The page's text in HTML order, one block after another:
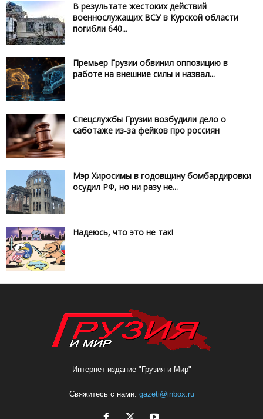
В результате жестоких действий
военнослужащих ВСУ в Курской области
погибли 640...
Премьер Грузии обвинил оппозицию в
работе на внешние силы и назвал...
Спецслужбы Грузии возбудили дело о
саботаже из-за фейков про россиян
Мэр Хиросимы в годовщину бомбардировки
осудил РФ, но ни разу не...
Надеюсь, что это не так!
Интернет издание "Грузия и Мир"
Свяжитесь с нами: gazeti@inbox.ru